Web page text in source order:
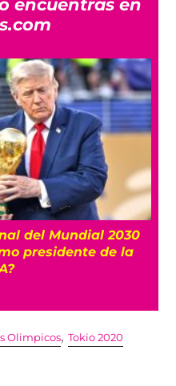
encuentras en
del Mundial 2030
presidente de la
Olimpicos,Tokio 2020